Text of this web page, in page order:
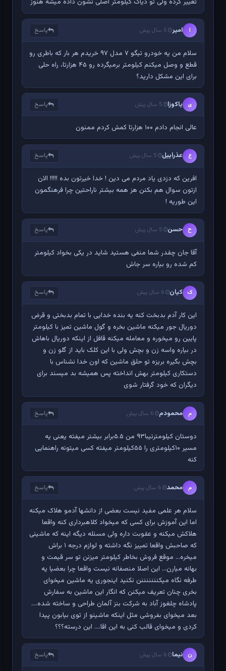
ا امیر 5 سال پیش پاسخ
سلام من یه خودرو تیگو ۷ مدل ۹۷ خریدم هر بار که باطری رو
قطع و وصل میکنم کیلومتر برمیگرده رو ۴۵ هزارتا، راه حلی
برای این مشکل دارید؟
ی یاکوزا 5 سال پیش پاسخ
عالی انجام دادم ۱۰۰ هزارتا کمش کردم ممنون
ع عذراییل 5 سال پیش پاسخ
افرین که دزدی یاد مردم می دین ! خدا خیرتون بده !!!!! الان
ازتون سوال هم بکنن هز همه بیشتر ناراحتین چرا فرهنگمون
این طوریه !
ح حسن 5 سال پیش پاسخ
آقا جان چقدر شما منفی هستید شاید در یکی بخواد کیلومتر
کم شده رو بیاره سر جاش
ک کیان 6 سال پیش پاسخ
این کار آدم بدبخت کنه یه بنده خدایی با تمام بدبختی و قرض
دوریال جور میکنه ماشین بخره و گول ماشین تمیز با کیلومتر
پایین رو میخوره و معامله میکنه قافل از اینکه دوریال باهاش
در بیاره واسه زن و بچش ولی با این کلک باید از گلو زن و
بچش بگیره بریزه تو حلق ماشین که اون خدا نشناس با
دستکاری کیلومتر بهش انداخته پس همیشه بد مپسند برای
دیگران که خود گرفتار شوی
م محمودم 6 سال پیش پاسخ
دوستان کیلومترتیبا۹۳ من ۵.۵برابر بیشتر میفته یعنی یه
مسیر ۱۰کیلومتری را ۵۵کیلومتر میفته کسی میتونه راهنمایی
کنه
م محمد 6 سال پیش پاسخ
سلام هر علمی مفید نیست بعضی از دانشها آدمو هلاک میکنه
اما این آموزش برای کسی که میخواد کلاهبرداری کنه واقعا
هلاکش میکنه و عقوبت داره ولی مسئله دیگه اینه که ماشینی
که صاحبش واقعا تمییز نگه داشته و لوازم درجه ۱ براش
میخره... موقع فروش بخاطر کیلومتر میزنن تو سر قیمت و
بهانه میارن... این اصلا منصفانه نیست واقعا چرا بعضیا یه
طرفه نگاه میکنننننننن نکنید اینجوری یه ماشین میخوای
بخری چنان تعریف میکنن که انگار این ماشین به سفارش
پادشاه چلغوز آباد به شرکت بنز آلمان طراحی و ساخته شده....
بعد میخوای بفروشی مثل اینکه ماشینو از توی بیابون پیدا
کردی و میخوای قالب کنی به این اقا.... این درسته؟؟؟
ن نیما 6 سال پیش پاسخ